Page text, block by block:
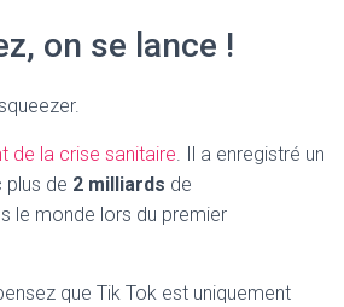
on se lance !
de la crise sanitaire. Il a enregistré un
plus de 2 milliards de
le monde lors du premier
que Tik Tok est uniquement